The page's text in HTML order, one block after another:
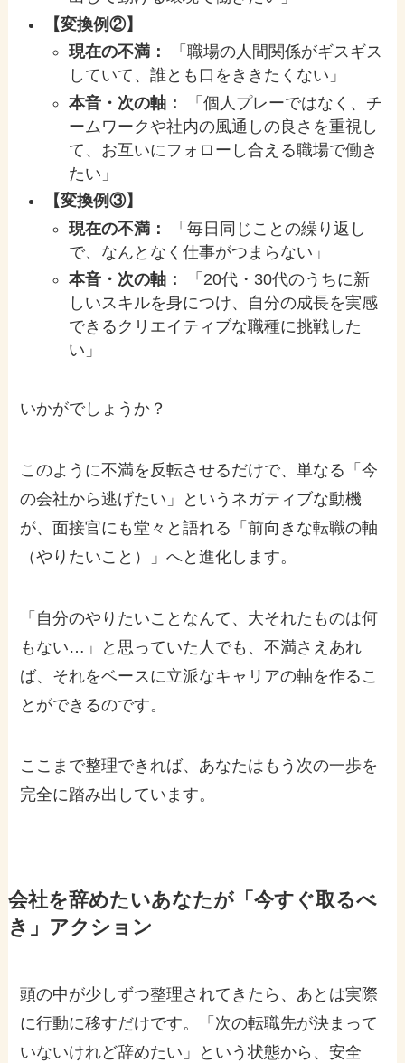
【変換例②】
現在の不満：
「職場の人間関係がギスギス
していて、誰とも口をききたくない」
本音・次の軸：
「個人プレーではなく、チ
ームワークや社内の風通しの良さを重視し
て、お互いにフォローし合える職場で働き
たい」
【変換例③】
現在の不満：
「毎日同じことの繰り返し
で、なんとなく仕事がつまらない」
本音・次の軸：
「20代・30代のうちに新
しいスキルを身につけ、自分の成長を実感
できるクリエイティブな職種に挑戦した
い」
いかがでしょうか？
このように不満を反転させるだけで、単なる「今
の会社から逃げたい」というネガティブな動機
が、面接官にも堂々と語れる「前向きな転職の軸
（やりたいこと）」へと進化します。
「自分のやりたいことなんて、大それたものは何
もない…」と思っていた人でも、不満さえあれ
ば、それをベースに立派なキャリアの軸を作るこ
とができるのです。
ここまで整理できれば、あなたはもう次の一歩を
完全に踏み出しています。
会社を辞めたいあなたが「今すぐ取るべ
き」アクション
頭の中が少しずつ整理されてきたら、あとは実際
に行動に移すだけです。「次の転職先が決まって
いないけれど辞めたい」という状態から、安全